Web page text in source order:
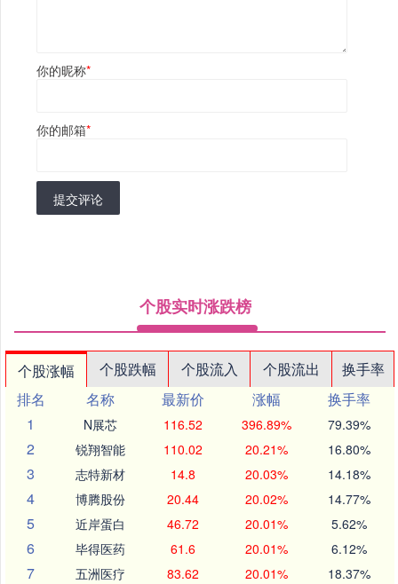
你的昵称*
你的邮箱*
提交评论
个股实时涨跌榜
个股涨幅 个股跌幅 个股流入 个股流出
换手率
排名
名称 最新价 涨幅
换手率
1
N展芯 116.52 396.89% 79.39%
2 锐翔智能 110.02 20.21% 16.80%
3 志特新材 14.8 20.03% 14.18%
4 博腾股份 20.44 20.02% 14.77%
5 近岸蛋白 46.72 20.01% 5.62%
6 毕得医药 61.6 20.01% 6.12%
7 五洲医疗 83.62 20.01% 18.37%